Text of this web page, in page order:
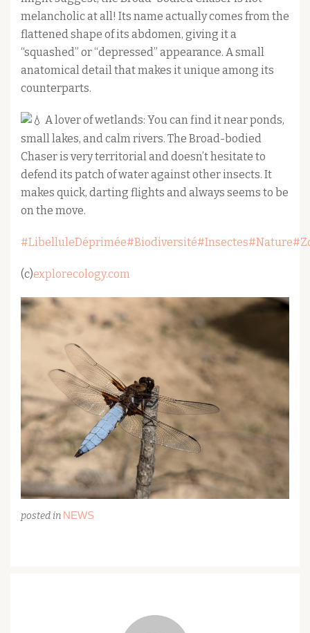
melancholic at all! Its name actually comes from the
flattened shape of its abdomen, giving it a
“squashed” or “depressed” appearance. A small
anatomical detail that makes it unique among its
counterparts.
A lover of wetlands: You can find it near ponds,
small lakes, and calm rivers. The Broad-bodied
Chaser is very territorial and doesn’t hesitate to
defend its patch of water against other insects. It
makes quick, darting flights and always seems to be
on the move.
#LibelluleDéprimée#Biodiversité#Insectes#Nature
(c)explorecology.com
posted in NEWS